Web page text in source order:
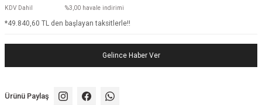
KDV Dahil %3,00 havale indirimi
*49.840,60 TL den başlayan taksitlerle!!
Gelince Haber Ver
Ürünü Paylaş